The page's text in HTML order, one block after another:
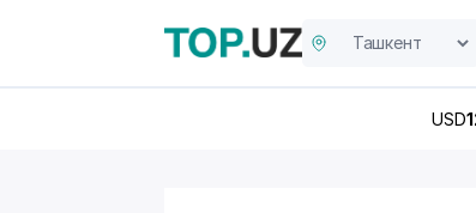
USD